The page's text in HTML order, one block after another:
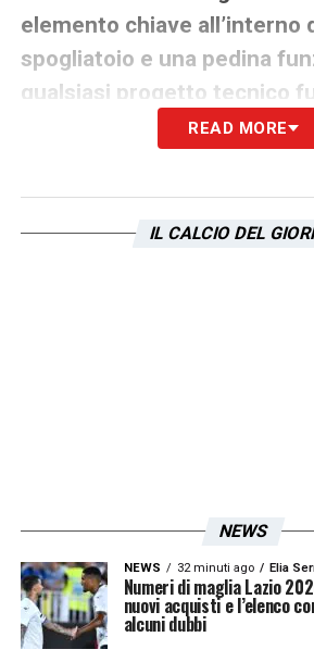
elemento chiave all’interno
spogliatoio e una pedina
qualsiasi progetto tecnico
Mercato Lazio: Lazzari,
Diversa la situazione di
nel mercato di gennaio e il
incerto. Le valutazioni
suo rendimento non hanno
dubbi.
READ MORE
IL CALCIO DEL
NEWS
NEWS 32 minuti ago Elia
Numeri di maglia Lazio
nuovi acquisti e l’elenco
alcuni dubbi